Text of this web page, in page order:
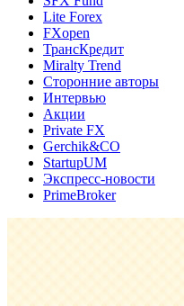
Lite Forex
FXopen
ТрансКредит
Miralty Trend
Сторонние авторы
Интервью
Акции
Private FX
Gerchik&CO
StartupUM
Экспресс-новости
PrimeBroker